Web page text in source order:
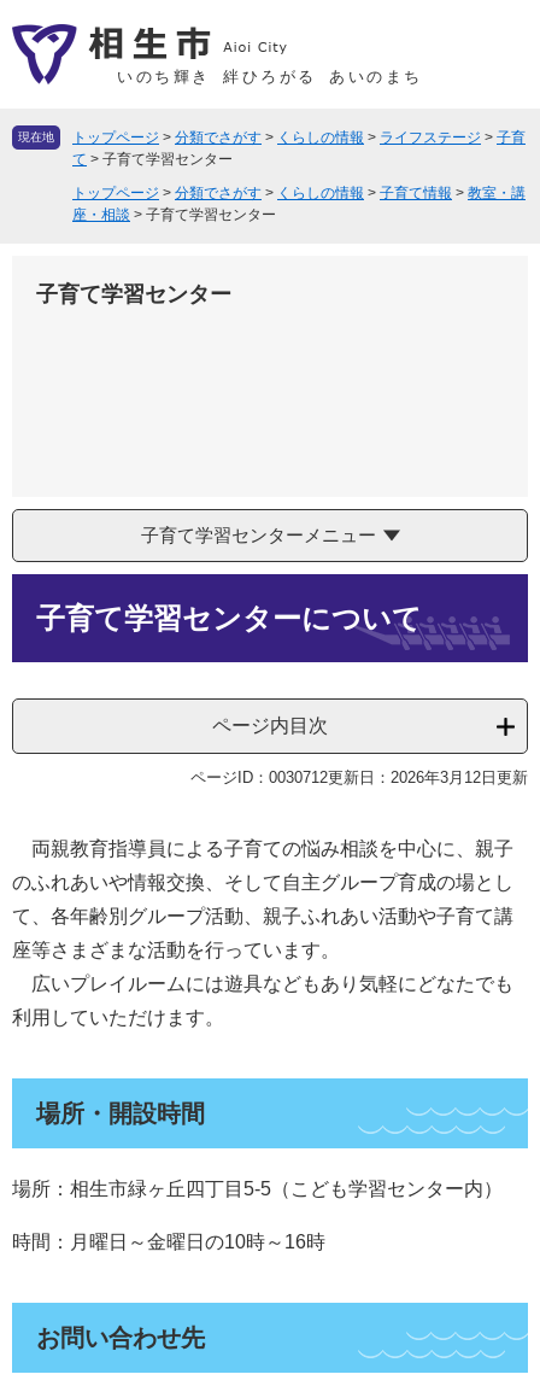
ー
先
ニ
を
いのち輝き 絆ひろがる あいのまち
現在地 トップページ > 分類でさがす > くらしの情報 > ライフステージ > 子育
て > 子育て学習センター
トップページ > 分類でさがす > くらしの情報 > 子育て情報 > 教室・講
座・相談 > 子育て学習センター
子育て学習センター
子育て学習センターメニュー
子育て学習センターについて
ページ内目次
ページID：0030712更新日：2026年3月12日更新
両親教育指導員による子育ての悩み相談を中心に、親子
のふれあいや情報交換、そして自主グループ育成の場とし
て、各年齢別グループ活動、親子ふれあい活動や子育て講
座等さまざまな活動を行っています。
広いプレイルームには遊具などもあり気軽にどなたでも
利用していただけます。
場所・開設時間
場所：相生市緑ヶ丘四丁目5-5（こども学習センター内）
時間：月曜日～金曜日の10時～16時
お問い合わせ先